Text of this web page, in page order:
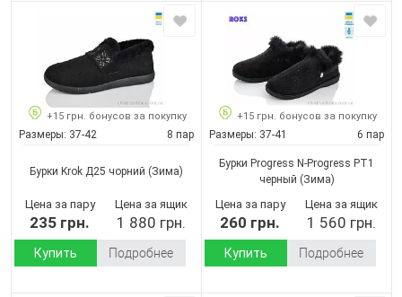
+15 грн. бонусов за покупку
Размеры: 37-42 8 пар
Бурки Krok Д25 чорний (Зима)
Цена за пару
235 грн.
Цена за ящик
1 880 грн.
Купить Подробнее
+15 грн. бонусов за покупку
Размеры: 37-41 6 пар
Бурки Progress N-Progress PT1
черный (Зима)
Цена за пару
260 грн.
Цена за ящик
1 560 грн.
Купить Подробнее